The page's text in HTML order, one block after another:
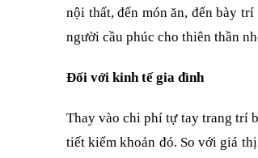
nội thất, đến món ăn, đến bày
người cầu phúc cho thiên thần
Đối với kinh tế gia đình
Thay vào chi phí tự tay trang trí
tiết kiểm khoản đó. So với giá